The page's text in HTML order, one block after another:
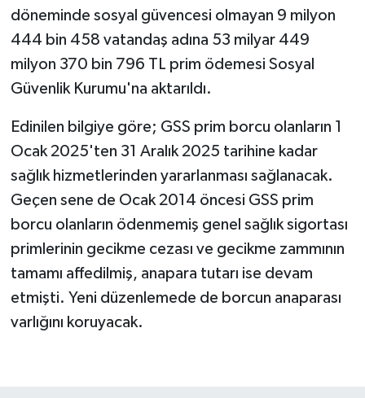
döneminde sosyal güvencesi olmayan 9 milyon
444 bin 458 vatandaş adına 53 milyar 449
milyon 370 bin 796 TL prim ödemesi Sosyal
Güvenlik Kurumu'na aktarıldı.
Edinilen bilgiye göre; GSS prim borcu olanların 1
Ocak 2025'ten 31 Aralık 2025 tarihine kadar
sağlık hizmetlerinden yararlanması sağlanacak.
Geçen sene de Ocak 2014 öncesi GSS prim
borcu olanların ödenmemiş genel sağlık sigortası
primlerinin gecikme cezası ve gecikme zammının
tamamı affedilmiş, anapara tutarı ise devam
etmişti. Yeni düzenlemede de borcun anaparası
varlığını koruyacak.